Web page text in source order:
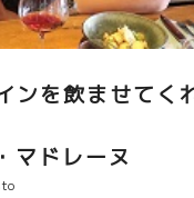
ンを飲ませてく
ドレーヌ